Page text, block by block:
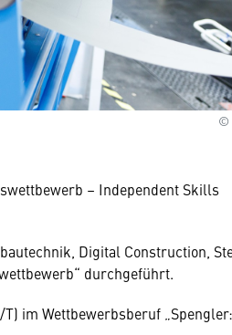
©
– Independent Skills
Digital Construction,
durchgeführt.
im Wettbewerbsberuf